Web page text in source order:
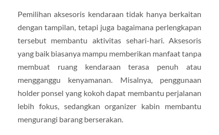
Pemilihan aksesoris kendaraan tidak hanya berkaitan
dengan tampilan, tetapi juga bagaimana perlengkapan
tersebut membantu aktivitas sehari-hari. Aksesoris
yang baik biasanya mampu memberikan manfaat tanpa
membuat ruang kendaraan terasa penuh atau
mengganggu kenyamanan. Misalnya, penggunaan
holder ponsel yang kokoh dapat membantu perjalanan
lebih fokus, sedangkan organizer kabin membantu
mengurangi barang berserakan.